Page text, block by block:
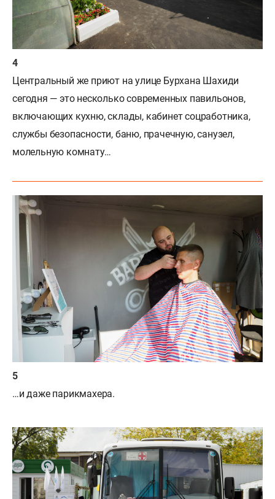
Центральный же приют на улице Бурхана Шахиди
сегодня — это несколько современных павильонов,
включающих кухню, склады, кабинет соцработника,
службы безопасности, баню, прачечную, санузел,
молельную комнату…
…и даже парикмахера.